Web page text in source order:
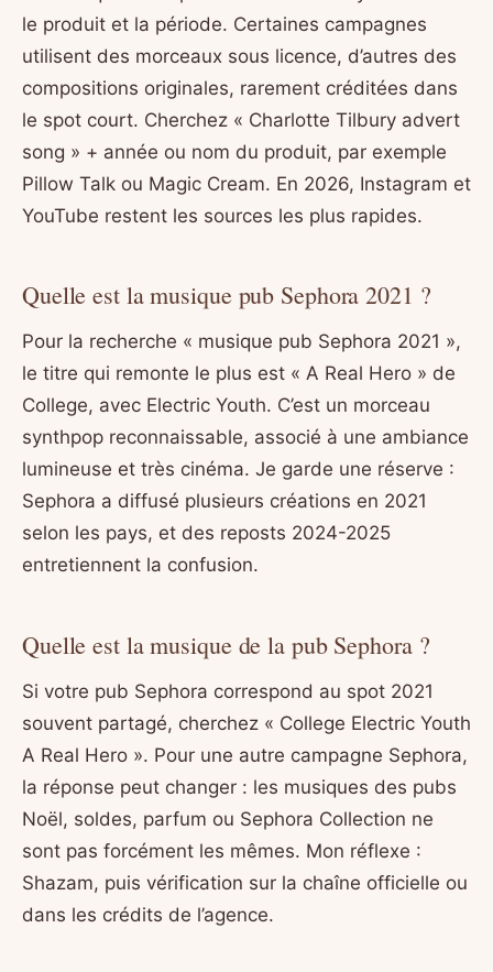
le produit et la période. Certaines campagnes
utilisent des morceaux sous licence, d’autres des
compositions originales, rarement créditées dans
le spot court. Cherchez « Charlotte Tilbury advert
song » + année ou nom du produit, par exemple
Pillow Talk ou Magic Cream. En 2026, Instagram et
YouTube restent les sources les plus rapides.
Quelle est la musique pub Sephora 2021 ?
Pour la recherche « musique pub Sephora 2021 »,
le titre qui remonte le plus est « A Real Hero » de
College, avec Electric Youth. C’est un morceau
synthpop reconnaissable, associé à une ambiance
lumineuse et très cinéma. Je garde une réserve :
Sephora a diffusé plusieurs créations en 2021
selon les pays, et des reposts 2024-2025
entretiennent la confusion.
Quelle est la musique de la pub Sephora ?
Si votre pub Sephora correspond au spot 2021
souvent partagé, cherchez « College Electric Youth
A Real Hero ». Pour une autre campagne Sephora,
la réponse peut changer : les musiques des pubs
Noël, soldes, parfum ou Sephora Collection ne
sont pas forcément les mêmes. Mon réflexe :
Shazam, puis vérification sur la chaîne officielle ou
dans les crédits de l’agence.